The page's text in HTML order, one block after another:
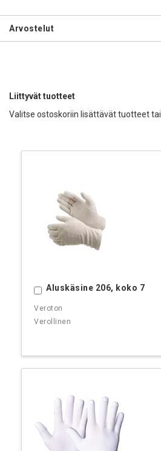
Arvostelut
Liittyvät tuotteet
Valitse ostoskoriin lisättävät tuotteet tai
Aluskäsine 206, koko 7
Ostoskoriin